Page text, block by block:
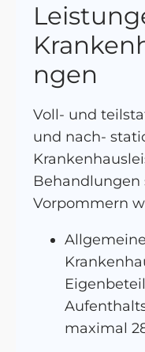
ngen
Voll- und
und nach-
Vorpommern
Allgemeine
maximal